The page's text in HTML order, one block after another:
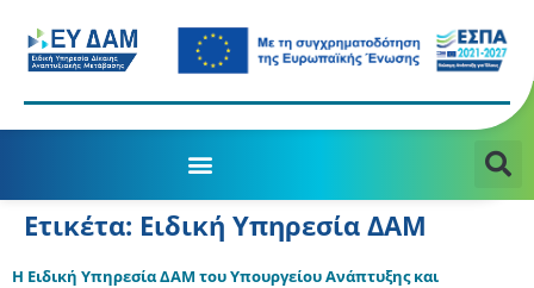
Ετικέτα: Ειδική Υπηρεσία ΔΑΜ
Η Ειδική Υπηρεσία ΔΑΜ του Υπουργείου Ανάπτυξης και